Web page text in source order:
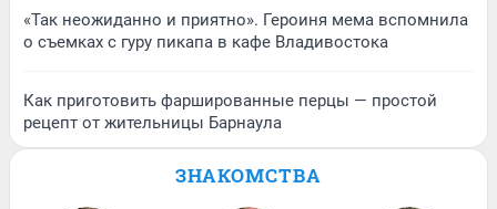
«Так неожиданно и приятно». Героиня мема вспомнила
о съемках с гуру пикапа в кафе Владивостока
Как приготовить фаршированные перцы — простой
рецепт от жительницы Барнаула
ЗНАКОМСТВА